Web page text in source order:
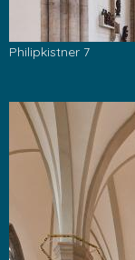
Philipkistner 7